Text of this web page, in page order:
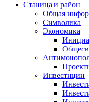
Станица и район
Общая
Символика
Экономика
Инвестиции